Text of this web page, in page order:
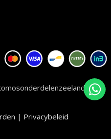
| Privacybeleid